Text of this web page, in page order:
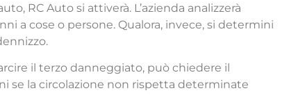
RC Auto si attiverà. L’azienda analizzerà
a cose o persone. Qualora, invece, si determini
il terzo danneggiato, può chiedere il
se la circolazione non rispetta determinate